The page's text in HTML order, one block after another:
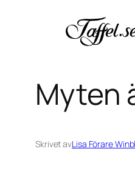
Myten
Skrivet avLisa Förare